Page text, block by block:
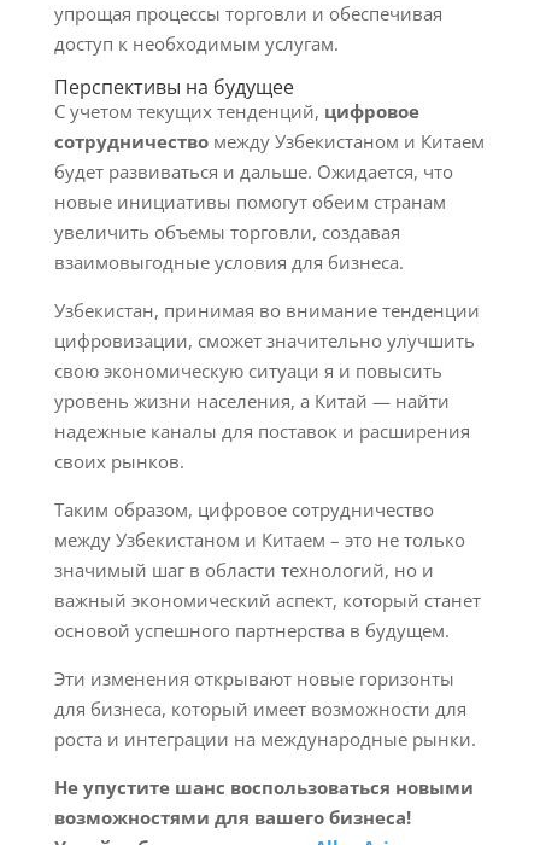
упрощая процессы торговли и обеспечивая
доступ к необходимым услугам.
Перспективы на будущее
С учетом текущих тенденций, цифровое
сотрудничествомежду Узбекистаном и Китаем
будет развиваться и дальше. Ожидается, что
новые инициативы помогут обеим странам
увеличить объемы торговли, создавая
взаимовыгодные условия для бизнеса.
Узбекистан, принимая во внимание тенденции
цифровизации, сможет значительно улучшить
свою экономическую ситуаци я и повысить
уровень жизни населения, а Китай — найти
надежные каналы для поставок и расширения
своих рынков.
Таким образом, цифровое сотрудничество
между Узбекистаном и Китаем – это не только
значимый шаг в области технологий, но и
важный экономический аспект, который станет
основой успешного партнерства в будущем.
Эти изменения открывают новые горизонты
для бизнеса, который имеет возможности для
роста и интеграции на международные рынки.
Не упустите шанс воспользоваться новыми
возможностями для вашего бизнеса!